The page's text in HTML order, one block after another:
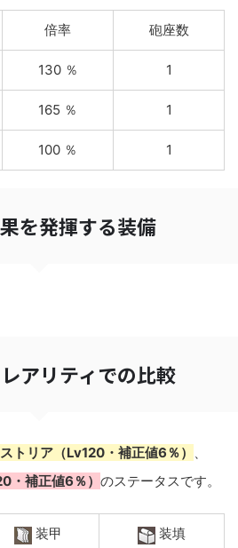
倍率 砲座数
130 ％ 1
165 ％ 1
100 ％ 1
を発揮する装備
アリティでの比較
ストリア（Lv120・補正値6％）
・補正値6％） のステータスです。
装甲 装填